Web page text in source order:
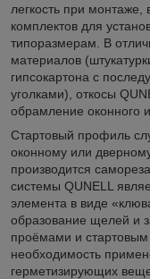
легкость при монтаже,
комплектов для
типоразмерам. В
материалов
гипсокартона с
уголками), откосы
обрамление оконного
Стартовый профиль
оконному или
производится
системы QUNELL
элемента в виде
образование щелей и
проёмами и
необходимость
герметизирующих